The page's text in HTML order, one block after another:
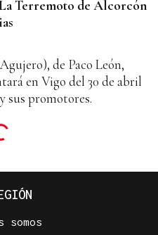
Terremoto de Alcorcón
de Paco León,
en Vigo del 30 de abril
sus promotores.
somos